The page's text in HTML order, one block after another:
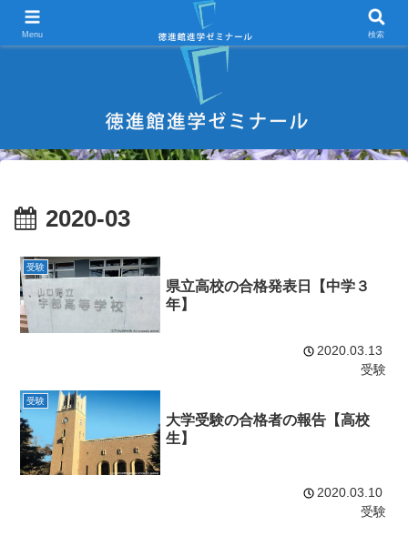
宇部市 学習塾 中学受験 高校受験 大学受験 進学塾 試験対策
2020-03
受験
県立高校の合格発表日【中学３
年】
2020.03.13
受験
受験
大学受験の合格者の報告【高校
生】
2020.03.10
受験
Menu 検索